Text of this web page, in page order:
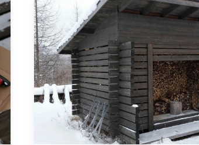
PUUKIUKAAN
KLAPIN
KULUTUKSEN
KURIIN